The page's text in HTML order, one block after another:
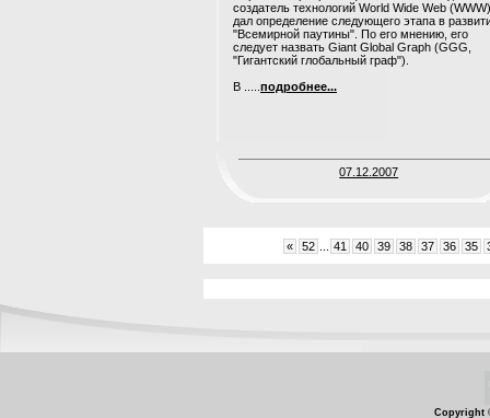
создатель технологий World Wide Web
дал определение следующего этапа в
"Всемирной паутины". По его мнению, его
следует назвать Giant Global Graph (GGG,
"Гигантский глобальный граф").
В ..... подробнее...
07.12.2007
« 52 41 40 39 38 37 36 35
Copyright